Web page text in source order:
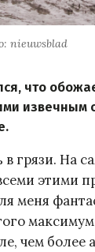
nieuwsblad
что
извечным
грязи. На
этими
меня
чем более